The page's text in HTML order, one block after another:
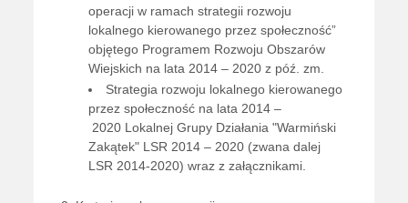
operacji w ramach strategii rozwoju
lokalnego kierowanego przez społeczność”
objętego Programem Rozwoju Obszarów
Wiejskich na lata 2014 – 2020 z póź. zm.
Strategia rozwoju lokalnego kierowanego
przez społeczność na lata 2014 –
2020 Lokalnej Grupy Działania "Warmiński
Zakątek" LSR 2014 – 2020 (zwana dalej
LSR 2014-2020) wraz z załącznikami.